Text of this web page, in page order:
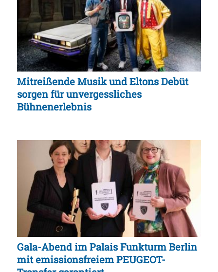
Mitreißende Musik und Eltons Debüt
sorgen für unvergessliches
Bühnenerlebnis
Gala-Abend im Palais Funkturm Berlin
mit emissionsfreiem PEUGEOT-